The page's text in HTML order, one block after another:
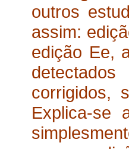
outros
assim:
edição Ee,
corrigidos,
Explica-se